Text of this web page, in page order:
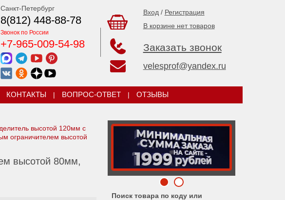
Санкт-Петербург
8(812) 448-88-78
Звонок по России
+7-965-009-54-98
Вход / Регистрация
В корзине нет товаров
Заказать звонок
velesprof@yandex.ru
КОНТАКТЫ | ВОПРОС-ОТВЕТ | ОТЗЫВЫ
Поиск товара по коду или
высотой 120мм c
ограничителем высотой
высотой 80мм,